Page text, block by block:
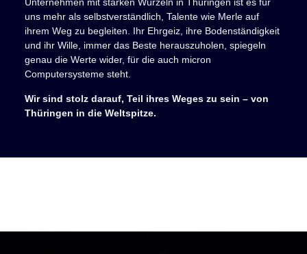
uns mehr als selbstverständlich, Talente wie Merle auf
ihrem Weg zu begleiten. Ihr Ehrgeiz, ihre Bodenständigkeit
und ihr Wille, immer das Beste herauszuholen, spiegeln
genau die Werte wider, für die auch micron
Computersysteme steht.
Wir sind stolz darauf, Teil ihres Weges zu sein – von
Thüringen in die Weltspitze.